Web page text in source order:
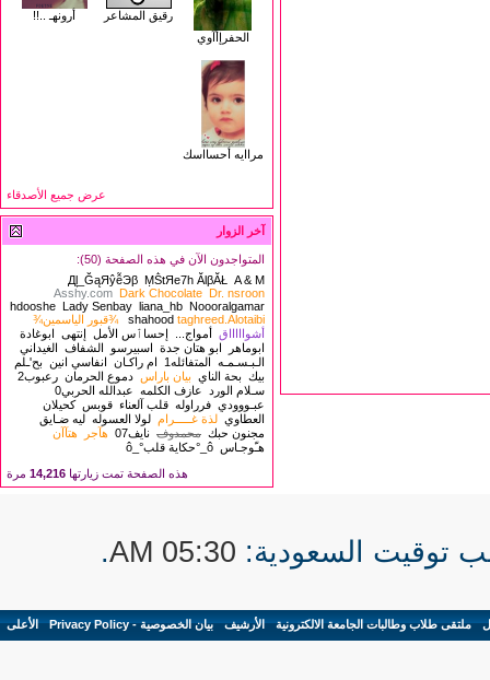
الحفرإأآوي
رقيق المشاعر أرونهـ ..!!
مراايه أحسااسك
عرض جميع الأصدقاء
آخر الزوار
المتواجدون الآن في هذه الصفحة (50):
Дļ_ĞąЯŷễЭβ ṂṦtЯe7h ĂlβĂŁ
A & M
Asshy.com Dark Chocolate Dr. nsroon
hdooshe Lady Senbay liana_hb Noooralgamar
shahood taghreed.Alotaibi
¾قبور الياسمين¾
أشواااااق أمواج... إحساٱس الأمل إنتهى ابوغادة
ابوماهر
ابو هتان جدة اسبيرسو الشفاف الغيداني
الـبـسـمـه المتفائله1 ام راكـان انفاسي انين
بح'ـلم
بيك بحة الناي بيان باراس دموع الحرمان رعبوب2
سـلام الورد
عازف الكلمه عبدالله الحربي0
عبـووودي فرراوله قلب آلعناء قوبس كحيلان
العطاوي لذة غـــــرام لولا العسوله ليه ضـايق
مجنون حبك محمدوف نايف07 هآجر
هتآآن
هـّوجـاس ô_°حكاية قلب°_ô
هذه الصفحة تمت زيارتها 14,216 مرة
05:30 AM
.
-ملتقى طلاب وطالبات الجامعة الالكترونية-الأرشيف-بيان الخصوصية - Privacy Policy -الأعلى